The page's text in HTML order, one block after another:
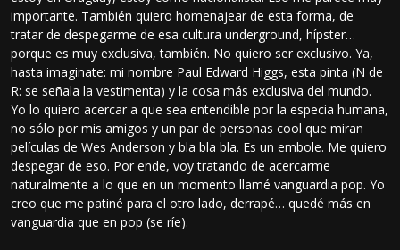
importante. También quiero homenajear de esta forma, de
tratar de despegarme de esa cultura underground, hípster…
porque es muy exclusiva, también. No quiero ser exclusivo. Ya,
hasta imaginate: mi nombre Paul Edward Higgs, esta pinta (N de
R: se señala la vestimenta) y la cosa más exclusiva del mundo.
Yo lo quiero acercar a que sea entendible por la especia humana,
no sólo por mis amigos y un par de personas cool que miran
películas de Wes Anderson y bla bla bla. Es un embole. Me quiero
despegar de eso. Por ende, voy tratando de acercarme
naturalmente a lo que en un momento llamé vanguardia pop. Yo
creo que me patiné para el otro lado, derrapé… quedé más en
vanguardia que en pop (se ríe).